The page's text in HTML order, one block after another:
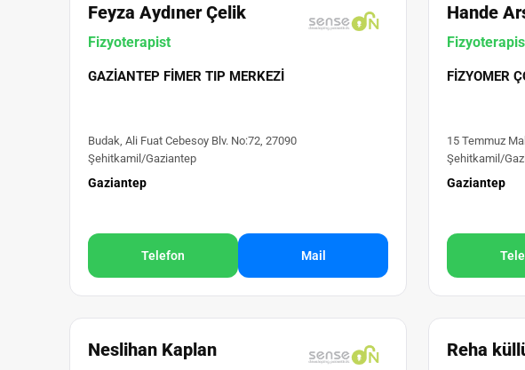
Feyza Aydıner Çelik
Fizyoterapist
GAZIANTEP FIMER TIP MERKEZI
Budak, Ali Fuat Cebesoy Blv. No:72, 27090
Şehitkamil/Gaziantep
Gaziantep
Telefon Mail
Hande
FIZYOMER
15 Temmuz
Şehitkamil/
Gaziantep
Neslihan Kaplan Reha